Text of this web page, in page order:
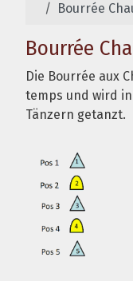
Bourrée
Bourrée
Die Bourrée aux
temps und wird
Tänzern getanzt.